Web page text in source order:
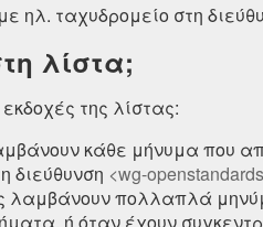
ηλ. ταχυδρομείο στη
λίστα;
της λίστας:
κάθε μήνυμα που
διεύθυνση <wg-
λαμβάνουν πολλαπλά
ή όταν έχουν